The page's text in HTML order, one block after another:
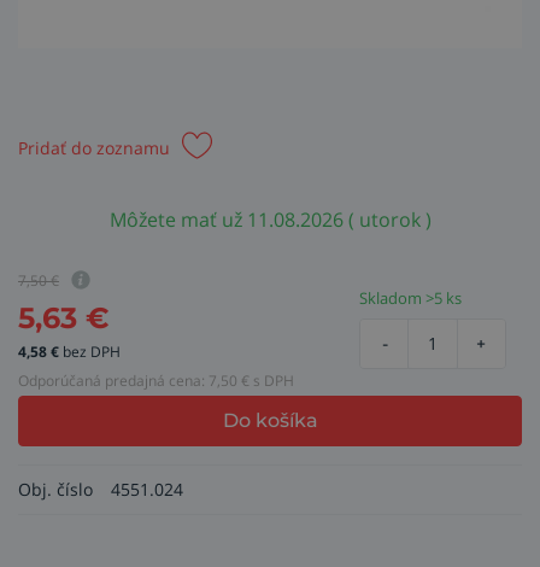
Pridať do zoznamu
Môžete mať už 11.08.2026 ( utorok )
7,50€
5,63 €
4,58€ bez DPH
Odporúčaná predajná cena: 7,50 € s DPH
Skladom >5 ks
- +
Do košíka
Obj. číslo 4551.024